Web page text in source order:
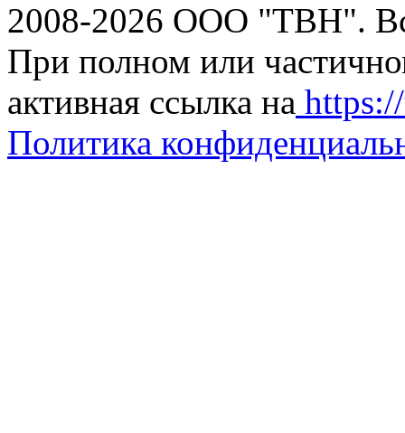
2008-2026 ООО "ТВН".
При полном или
активная ссылка на
Политика